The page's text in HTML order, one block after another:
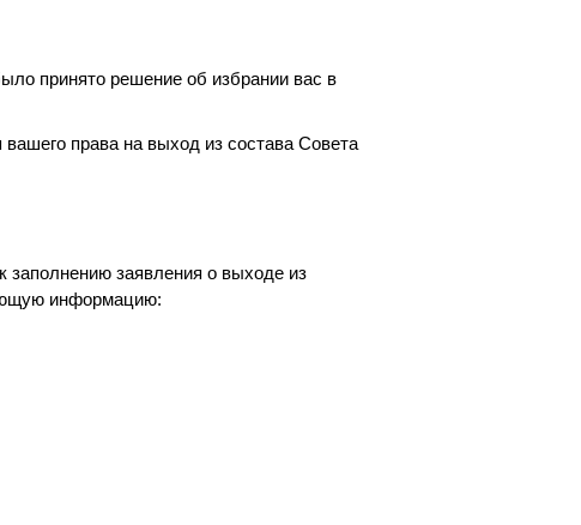
принято решение об избрании вас в
права на выход из состава Совета
заполнению заявления о выходе из
информацию: